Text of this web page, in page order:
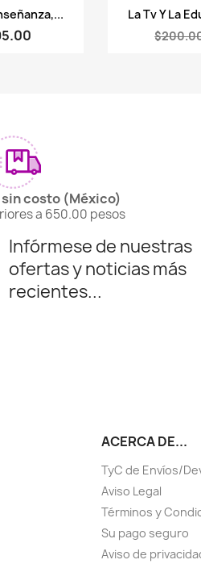

La Tv Y La
costo (México)
a 650.00 pesos
Infórmese de nuestras
ofertas y noticias más
recientes...
ACERCA DE...
TyC de Envíos/
Aviso Legal
Términos y
Su pago seguro
Aviso de